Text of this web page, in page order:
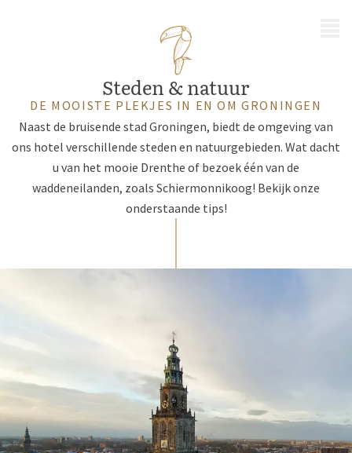
Steden & natuur
DE MOOISTE PLEKJES IN EN OM GRONINGEN
Naast de bruisende stad Groningen, biedt de omgeving van
ons hotel verschillende steden en natuurgebieden. Wat dacht
u van het mooie Drenthe of bezoek één van de
waddeneilanden, zoals Schiermonnikoog! Bekijk onze
onderstaande tips!